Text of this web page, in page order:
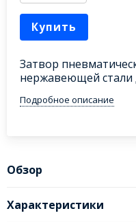
Купить
Затвор
нержавеющей стали
Подробное описание
Обзор
Характеристики